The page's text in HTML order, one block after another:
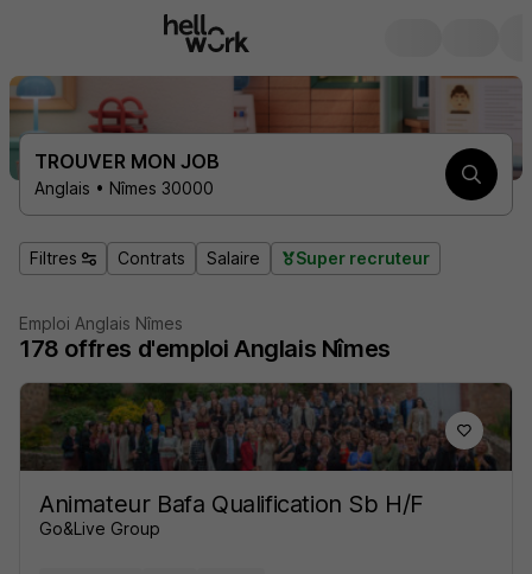
TROUVER MON JOB
Anglais • Nîmes 30000
Filtres Contrats Salaire Super recruteur
Emploi Anglais Nîmes
178 offres d'emploi Anglais Nîmes
Animateur Bafa Qualification Sb H/F
Go&Live Group